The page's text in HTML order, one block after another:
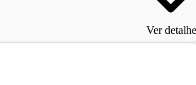
Ver